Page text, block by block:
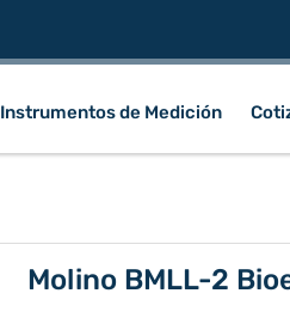
Instrumentos de Medición
Molino BMLL-2